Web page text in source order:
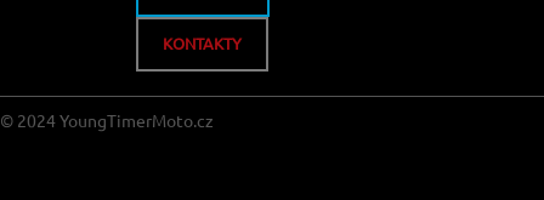
KONTAKTY
© 2024 YoungTimerMoto.cz